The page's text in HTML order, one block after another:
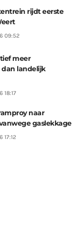
rijdt eerste
09:52
meer
landelijk
18:17
naar
gaslekkage
17:12